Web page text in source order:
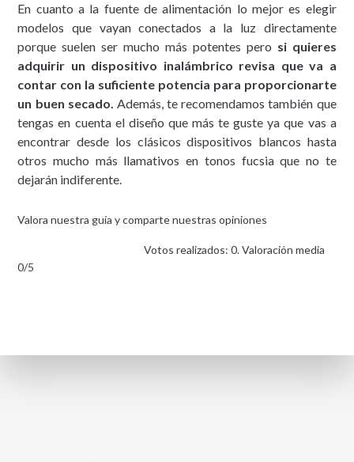
En cuanto a la fuente de alimentación lo mejor es elegir
modelos que vayan conectados a la luz directamente
porque suelen ser mucho más potentes pero si quieres
adquirir un dispositivo inalámbrico revisa que va a
contar con la suficiente potencia para proporcionarte
un buen secado. Además, te recomendamos también que
tengas en cuenta el diseño que más te guste ya que vas a
encontrar desde los clásicos dispositivos blancos hasta
otros mucho más llamativos en tonos fucsia que no te
dejarán indiferente.
Valora nuestra guía y comparte nuestras opiniones
Votos realizados: 0. Valoración media
0/5